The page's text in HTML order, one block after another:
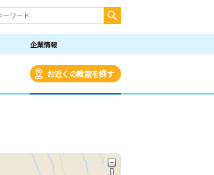
企業情報
お近くの教室を探す